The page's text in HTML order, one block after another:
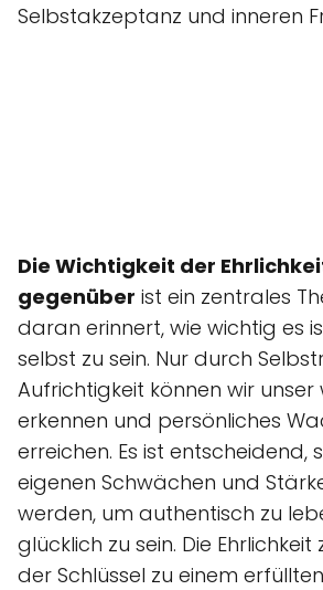
Selbstakzeptanz und inneren
Die Wichtigkeit der
gegenüber ist ein zentrales
daran erinnert, wie wichtig es
selbst zu sein. Nur durch
Aufrichtigkeit können wir unser
erkennen und persönliches
erreichen. Es ist entscheidend,
eigenen Schwächen und
werden, um authentisch zu
glücklich zu sein. Die Ehrlichkeit
der Schlüssel zu einem